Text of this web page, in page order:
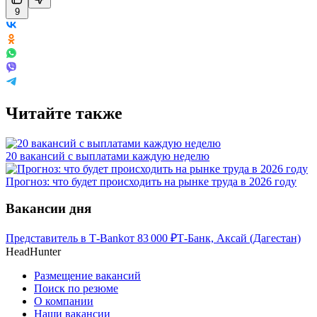
9
Читайте также
20 вакансий с выплатами каждую неделю
Прогноз: что будет происходить на рынке труда в 2026 году
Вакансии дня
Представитель в Т-Bankот 83 000 ₽Т-Банк, Аксай (Дагестан)
HeadHunter
Размещение вакансий
Поиск по резюме
О компании
Наши вакансии